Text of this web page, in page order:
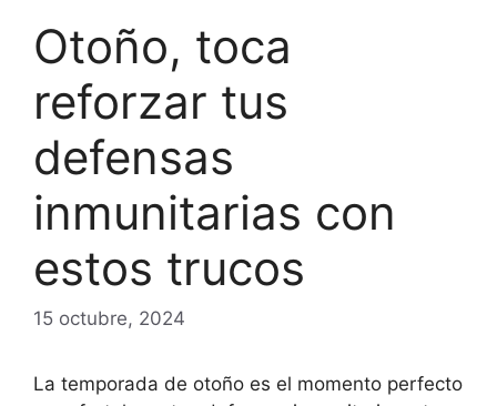
Otoño, toca
reforzar tus
defensas
inmunitarias con
estos trucos
15 octubre, 2024
La temporada de otoño es el momento perfecto